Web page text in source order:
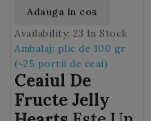
Adauga in cos
Availability: 23 In Stock
Ambalaj: plic de 100 gr
(~25 portii de ceai)
Ceaiul De
Fructe Jelly